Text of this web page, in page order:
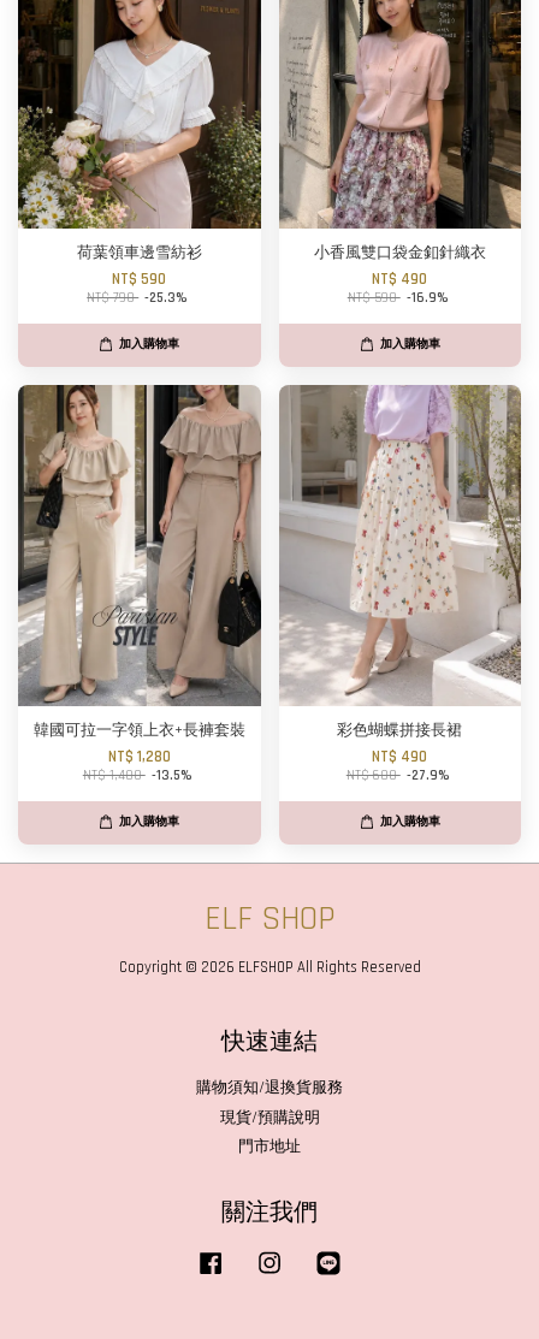
荷葉領車邊雪紡衫
NT$ 590
NT$ 790 -25.3%
加入購物車
小香風雙口袋金釦針織衣
NT$ 490
NT$ 590 -16.9%
加入購物車
韓國可拉一字領上衣+長褲套裝
NT$ 1,280
NT$ 1,480 -13.5%
加入購物車
彩色蝴蝶拼接長裙
NT$ 490
NT$ 680 -27.9%
加入購物車
ELF SHOP
Copyright © 2026 ELFSHOP All Rights Reserved
快速連結
購物須知/退換貨服務
現貨/預購說明
門市地址
關注我們
Facebook Instagram